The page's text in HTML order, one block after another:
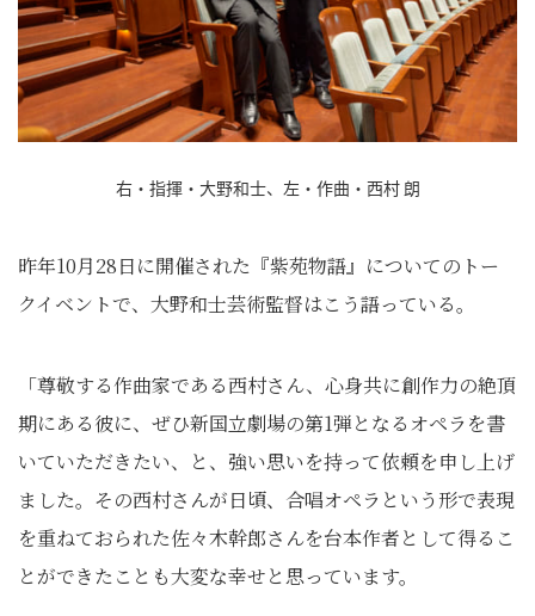
右・指揮・大野和士、左・作曲・西村 朗
昨年10月28日に開催された『紫苑物語』についてのトー
クイベントで、大野和士芸術監督はこう語っている。
「尊敬する作曲家である西村さん、心身共に創作力の絶頂
期にある彼に、ぜひ新国立劇場の第1弾となるオペラを書
いていただきたい、と、強い思いを持って依頼を申し上げ
ました。その西村さんが日頃、合唱オペラという形で表現
を重ねておられた佐々木幹郎さんを台本作者として得るこ
とができたことも大変な幸せと思っています。